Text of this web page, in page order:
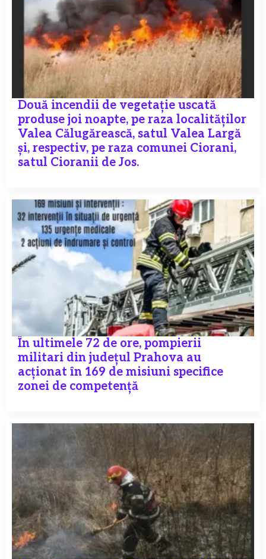
Două incendii de vegetație uscată
produse joi noapte, pe raza localităților
Valea Călugărească, satul Valea Largă
și, respectiv, pe raza comunei Ciorani,
satul Cioranii de Jos.
În ultimele 72 de ore, pompierii
militari din județul Prahova au
acționat în 169 de misiuni specifice
zonei de competență